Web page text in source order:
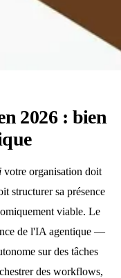
2026 : bien
votre organisation doit
structurer sa présence
viable. Le
de l'IA agentique —
sur des tâches
des workflows,